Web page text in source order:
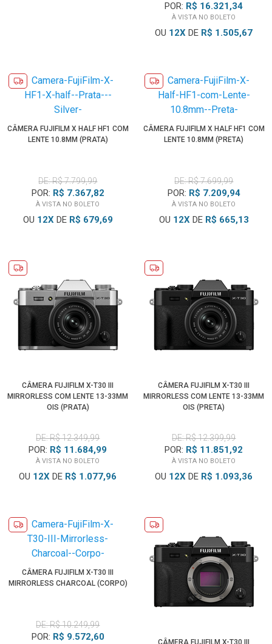
POR: R$ 16.321,34
À VISTA NO BOLETO
OU 12X DE R$ 1.505,67
CÂMERA FUJIFILM X HALF HF1 COM
LENTE 10.8MM (PRATA)
DE: R$ 7.799,99
POR: R$ 7.367,82
À VISTA NO BOLETO
OU 12XDE R$ 679,69
CÂMERA FUJIFILM X HALF HF1 COM
LENTE 10.8MM (PRETA)
DE: R$ 7.699,99
POR: R$ 7.209,94
À VISTA NO BOLETO
OU 12XDE R$ 665,13
CÂMERA FUJIFILM X-T30 III
MIRRORLESS COM LENTE 13-33MM
OIS (PRATA)
DE: R$ 12.349,99
POR: R$ 11.684,99
À VISTA NO BOLETO
OU 12X DE R$ 1.077,96
CÂMERA FUJIFILM X-T30 III
MIRRORLESS COM LENTE 13-33MM
OIS (PRETA)
DE: R$ 12.399,99
POR: R$ 11.851,92
À VISTA NO BOLETO
OU 12X DE R$ 1.093,36
CÂMERA FUJIFILM X-T30 III
MIRRORLESS CHARCOAL (CORPO)
DE: R$ 10.249,99
POR: R$ 9.572,60 CÂMERA FUJIFILM X-T30 III